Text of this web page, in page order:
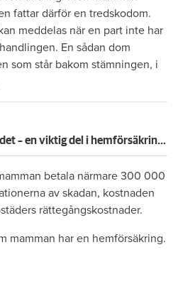
fattar därför en tredskodom.
meddelas när en part inte har
En sådan dom
som står bakom stämningen, i
Ansvarsskyddet – en viktig del i hemförsäkringen
betala närmare 300 000
av skadan, kostnaden
rättegångskostnader.
mamman har en hemförsäkring.